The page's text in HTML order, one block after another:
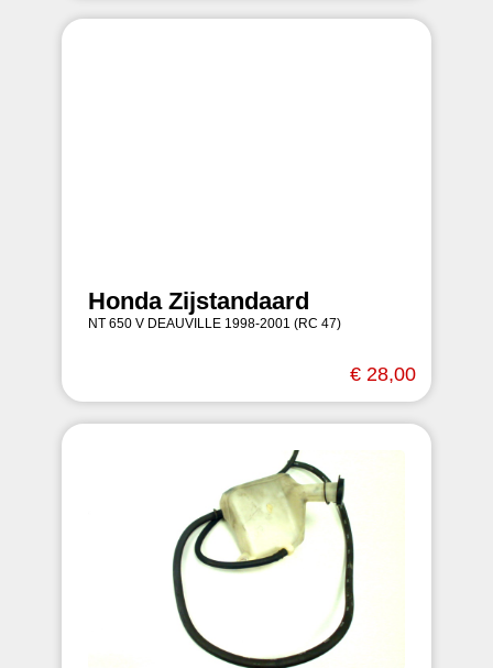
Honda Zijstandaard
NT 650 V DEAUVILLE 1998-2001 (RC 47)
€ 28,00